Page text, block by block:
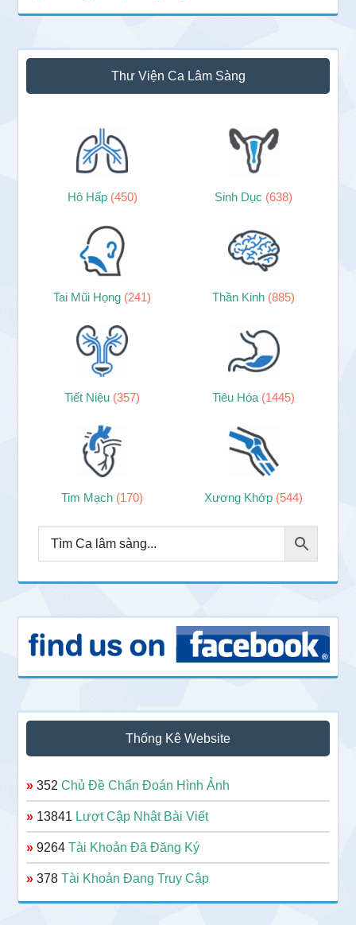
Thư Viện Ca Lâm Sàng
Hô Hấp (450) Sinh Dục (638)
Tai Mũi Họng (241) Thần Kinh (885)
Tiết Niệu (357) Tiêu Hóa (1445)
Tim Mạch (170) Xương Khớp (544)
Thống Kê Website
» 352Chủ Đề Chẩn Đoán Hình Ảnh
» 13841 Lượt Cập Nhật Bài Viết
» 9264Tài Khoản Đã Đăng Ký
» 378Tài Khoản Đang Truy Cập